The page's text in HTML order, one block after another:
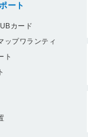
ート
カード
ップワランティ
ト